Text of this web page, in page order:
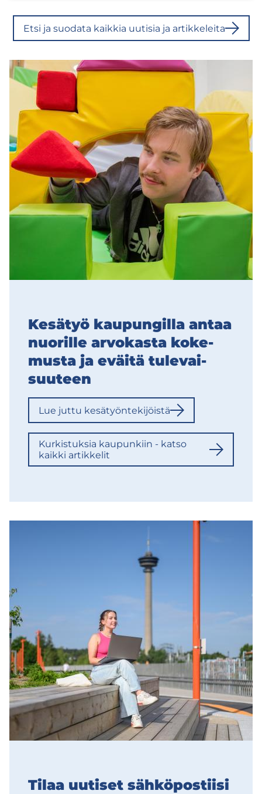
Etsi ja suo­da­ta kaik­kia uu­ti­sia ja ar­tik­ke­lei­ta
Ke­sä­työ kau­pun­gil­la antaa
nuo­ril­le ar­vo­kas­ta ko­ke­
mus­ta ja eväi­tä tu­le­vai­
suu­teen
Lue juttu ke­sä­työn­te­ki­jöis­tä
Kur­kis­tuk­sia kau­pun­kiin - katso
kaik­ki ar­tik­ke­lit
Tilaa uu­ti­set säh­kö­pos­tii­si